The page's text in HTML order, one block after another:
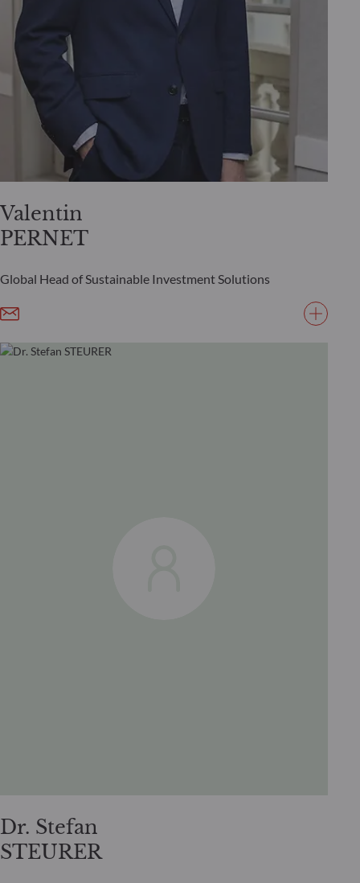
Valentin
PERNET
Global Head of Sustainable Investment Solutions
Dr. Stefan
STEURER